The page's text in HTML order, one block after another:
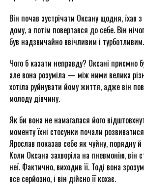
Він почав зустрічати Оксану щодня, їхав
дому, а потім повертався до себе. Він
був надзвичайно ввічливим і турботливим.
Чого б казати неправду? Оксані приємно
але вона розуміла — між ними велика
хотіла руйнувати йому життя, адже він
молоду дівчину.
Як би вона не намагалася його
моменту їхні стосунки почали
Ярослав показав себе як чуйну, порядну
Коли Оксана захворіла на пневмонію, він
неї. Фактично, виходив її. Тоді вона
все серйозно, і він дійсно її кохає.